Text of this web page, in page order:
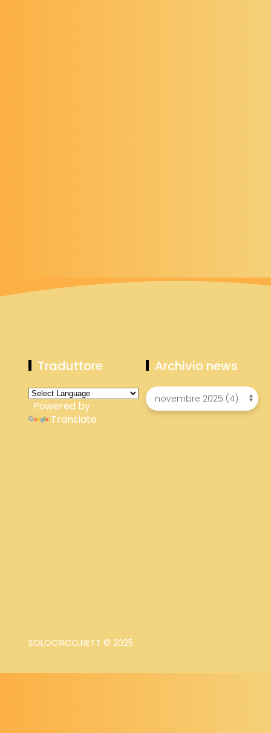
Traduttore
Powered by
Translate
Archivio news
SOLOCIRCO.NETT © 2025